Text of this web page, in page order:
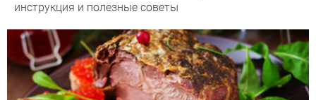
инструкция и полезные советы